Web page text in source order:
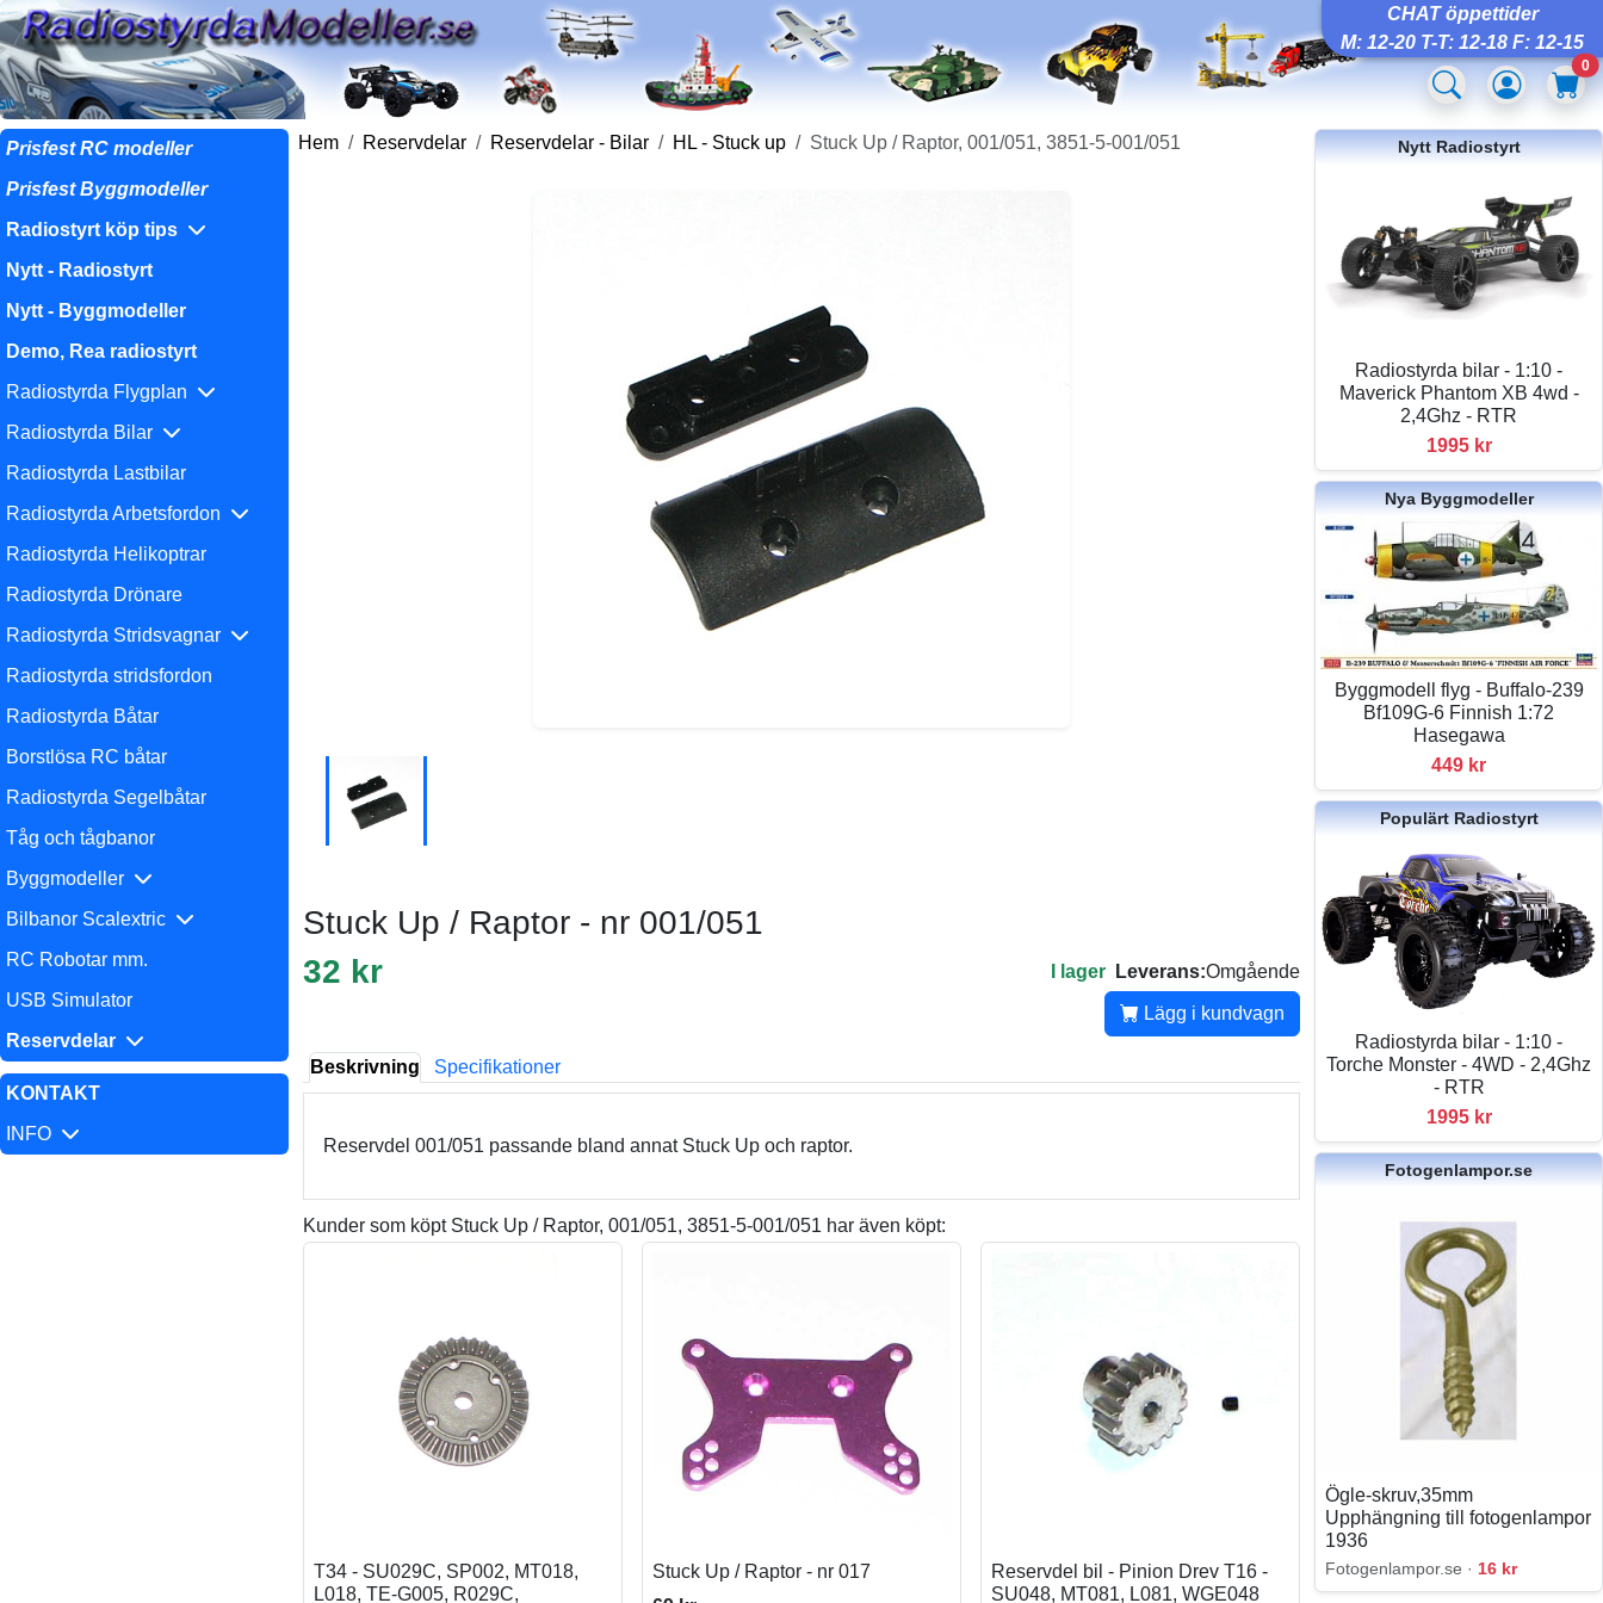
CHAT öppettider
M: 12-20 T-T: 12-18 F: 12-15
0
Prisfest RC modeller
Prisfest Byggmodeller
Radiostyrt köp tips
Nytt - Radiostyrt
Nytt - Byggmodeller
Demo, Rea radiostyrt
Radiostyrda Flygplan
Radiostyrda Bilar
Radiostyrda Lastbilar
Radiostyrda Arbetsfordon
Radiostyrda Helikoptrar
Radiostyrda Drönare
Radiostyrda Stridsvagnar
Radiostyrda stridsfordon
Radiostyrda Båtar
Borstlösa RC båtar
Radiostyrda Segelbåtar
Tåg och tågbanor
Byggmodeller
Bilbanor Scalextric
RC Robotar mm.
USB Simulator
Reservdelar
KONTAKT
INFO
Hem Reservdelar Reservdelar - Bilar HL - Stuck up Stuck Up / Raptor, 001/051, 3851-5-001/051
Stuck Up / Raptor - nr 001/051
32 kr
I lager Leverans:Omgående
Lägg i kundvagn
Beskrivning Specifikationer
Reservdel 001/051 passande bland annat Stuck Up och raptor.
Kunder som köpt Stuck Up / Raptor, 001/051, 3851-5-001/051 har även köpt:
T34 - SU029C, SP002, MT018,
L018, TE-G005, R029C,
Stuck Up / Raptor - nr 017
Reservdel bil - Pinion Drev T16 -
SU048, MT081, L081, WGE048
Nytt Radiostyrt
Radiostyrda bilar - 1:10 -
Maverick Phantom XB 4wd -
2,4Ghz - RTR
1995 kr
Nya Byggmodeller
Byggmodell flyg - Buffalo-239
Bf109G-6 Finnish 1:72
Hasegawa
449 kr
Populärt Radiostyrt
Radiostyrda bilar - 1:10 -
Torche Monster - 4WD - 2,4Ghz
- RTR
1995 kr
Fotogenlampor.se
Ögle-skruv,35mm
Upphängning till fotogenlampor
1936
Fotogenlampor.se · 16 kr